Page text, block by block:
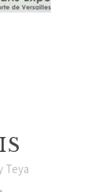
Teya